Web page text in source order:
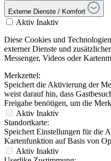
Externe Dienste / Komfort
Aktiv Inaktiv
Diese Cookies und
externer Dienste und
Messenger, Videos oder
Merkzettel:
Speichert die Aktivierung der
weist darauf hin, dass
Freigabe benötigen, um die
Aktiv Inaktiv
Standortkarte:
Speichert Einstellungen für die
Kartenfunktion auf Basis von
Aktiv Inaktiv